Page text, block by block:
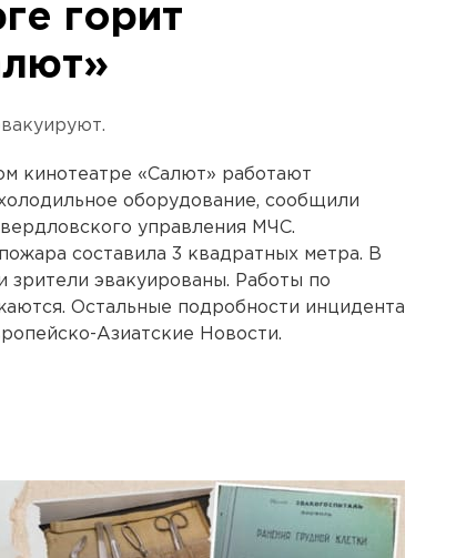
горит
кинотеатре «Салют» работают
оборудование, сообщили
управления МЧС.
составила 3 квадратных метра. В
зрители эвакуированы. Работы по
Остальные подробности инцидента
Азиатские Новости.